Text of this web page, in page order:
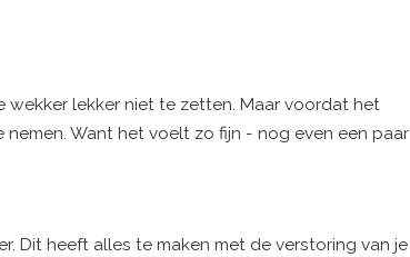
wekker lekker niet te zetten. Maar voordat het
Want het voelt zo fijn - nog even een paar
Dit heeft alles te maken met de verstoring van je